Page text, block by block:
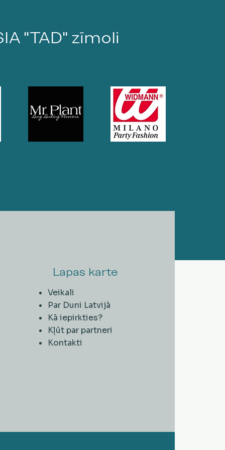
"TAD" zīmoli
Lapas karte
Veikali
Par Duni Latvijā
Kā iepirkties?
Kļūt par partneri
Kontakti